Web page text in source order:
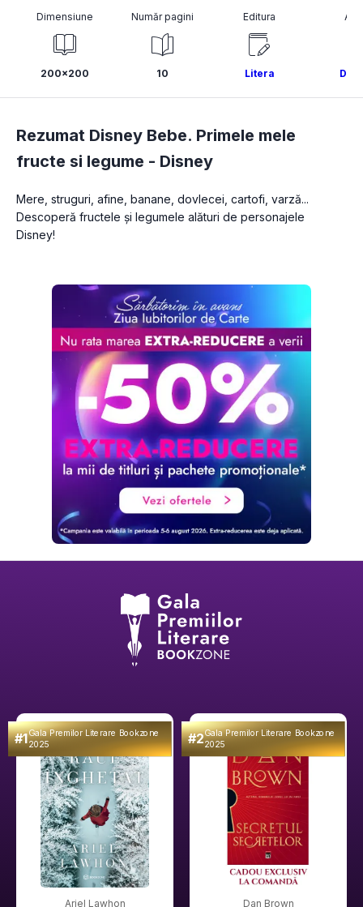
Dimensiune
200x200
Număr pagini
10
Editura
Litera
Rezumat Disney Bebe. Primele mele
fructe si legume - Disney
Mere, struguri, afine, banane, dovlecei, cartofi, varză...
Descoperă fructele și legumele alături de personajele
Disney!
#1Gala Premilor Literare Bookzone
2025
Ariel Lawhon
#2Gala Premilor Literare Bookzone
2025
Dan Brown